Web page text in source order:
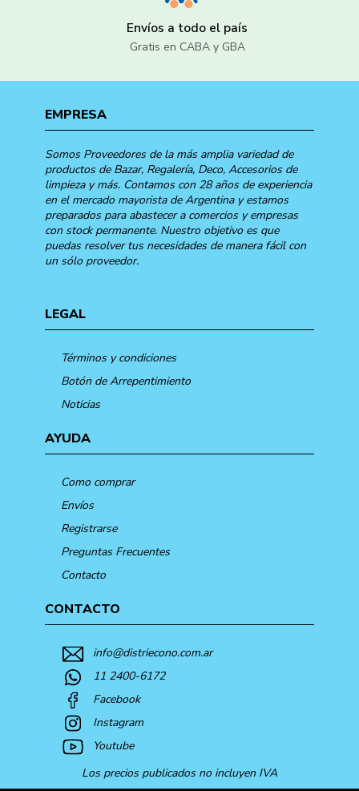
Envíos a todo el país
Gratis en CABA y GBA
EMPRESA
Somos Proveedores de la más amplia variedad de
productos de Bazar, Regalería, Deco, Accesorios de
limpieza y más. Contamos con 28 años de experiencia
en el mercado mayorista de Argentina y estamos
preparados para abastecer a comercios y empresas
con stock permanente. Nuestro objetivo es que
puedas resolver tus necesidades de manera fácil con
un sólo proveedor.
LEGAL
Términos y condiciones
Botón de Arrepentimiento
Noticias
AYUDA
Como comprar
Envíos
Registrarse
Preguntas Frecuentes
Contacto
CONTACTO
info@distriecono.com.ar
11 2400-6172
Facebook
Instagram
Youtube
Los precios publicados no incluyen IVA